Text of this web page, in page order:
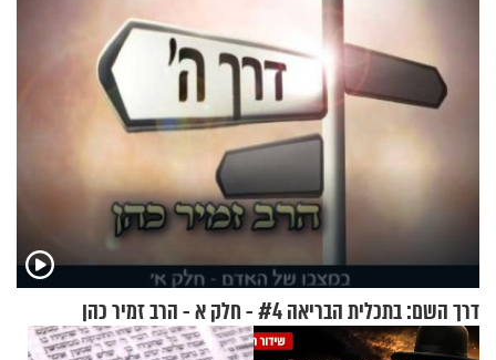
דרך השם: בתכלית הבריאה #4 - חלק א - הרב זמיר כהן